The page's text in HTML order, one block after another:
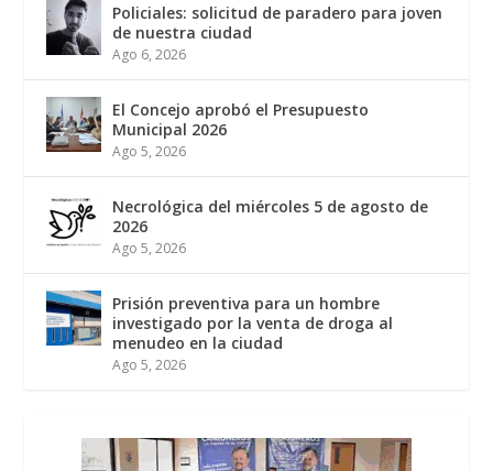
Policiales: solicitud de paradero para joven
de nuestra ciudad
Ago 6, 2026
El Concejo aprobó el Presupuesto
Municipal 2026
Ago 5, 2026
Necrológica del miércoles 5 de agosto de
2026
Ago 5, 2026
Prisión preventiva para un hombre
investigado por la venta de droga al
menudeo en la ciudad
Ago 5, 2026